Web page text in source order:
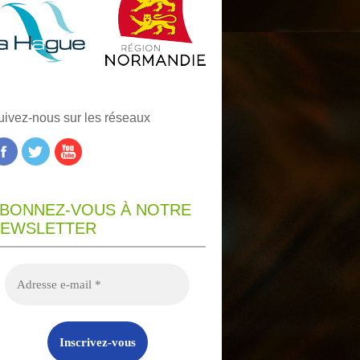
nous sur les réseaux
VOUS À NOTRE